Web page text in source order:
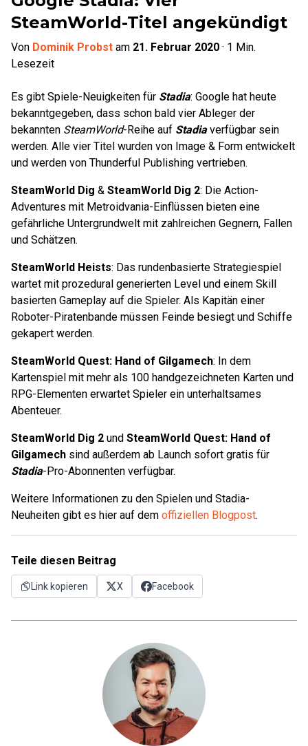
SteamWorld-Titel angekündigt
Von Dominik Probst am 21. Februar 2020 · 1 Min.
Lesezeit
Es gibt Spiele-Neuigkeiten für Stadia: Google hat heute
bekanntgegeben, dass schon bald vier Ableger der
bekannten SteamWorld-Reihe auf Stadiaverfügbar sein
werden. Alle vier Titel wurden von Image & Form entwickelt
und werden von Thunderful Publishing vertrieben.
SteamWorld Dig & SteamWorld Dig 2: Die Action-
Adventures mit Metroidvania-Einflüssen bieten eine
gefährliche Untergrundwelt mit zahlreichen Gegnern, Fallen
und Schätzen.
SteamWorld Heists: Das rundenbasierte Strategiespiel
wartet mit prozedural generierten Level und einem Skill
basierten Gameplay auf die Spieler. Als Kapitän einer
Roboter-Piratenbande müssen Feinde besiegt und Schiffe
gekapert werden.
SteamWorld Quest: Hand of Gilgamech: In dem
Kartenspiel mit mehr als 100 handgezeichneten Karten und
RPG-Elementen erwartet Spieler ein unterhaltsames
Abenteuer.
SteamWorld Dig 2 und SteamWorld Quest: Hand of
Gilgamech sind außerdem ab Launch sofort gratis für
Stadia-Pro-Abonnenten verfügbar.
Weitere Informationen zu den Spielen und Stadia-
Neuheiten gibt es hier auf dem offiziellen Blogpost.
Teile diesen Beitrag
Link kopieren X Facebook